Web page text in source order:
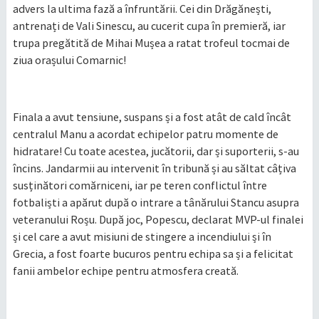
advers la ultima fază a înfruntării. Cei din Drăgănești,
antrenați de Vali Sinescu, au cucerit cupa în premieră, iar
trupa pregătită de Mihai Mușea a ratat trofeul tocmai de
ziua orașului Comarnic!
Finala a avut tensiune, suspans și a fost atât de cald încât
centralul Manu a acordat echipelor patru momente de
hidratare! Cu toate acestea, jucătorii, dar și suporterii, s-au
încins. Jandarmii au intervenit în tribună și au săltat câțiva
susținători comărniceni, iar pe teren conflictul între
fotbaliști a apărut după o intrare a tânărului Stancu asupra
veteranului Roșu. După joc, Popescu, declarat MVP-ul finalei
și cel care a avut misiuni de stingere a incendiului și în
Grecia, a fost foarte bucuros pentru echipa sa și a felicitat
fanii ambelor echipe pentru atmosfera creată.